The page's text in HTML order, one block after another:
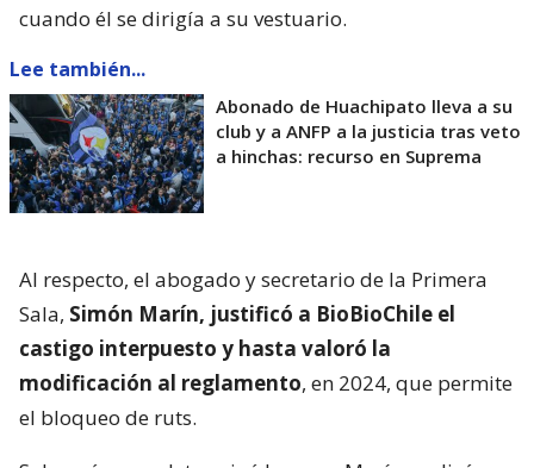
cuando él se dirigía a su vestuario.
Lee también...
Abonado de Huachipato lleva a su
club y a ANFP a la justicia tras veto
a hinchas: recurso en Suprema
Al respecto, el abogado y secretario de la Primera
Sala, Simón Marín, justificó a BioBioChile el
castigo interpuesto y hasta valoró la
modificación al reglamento, en 2024, que permite
el bloqueo de ruts.